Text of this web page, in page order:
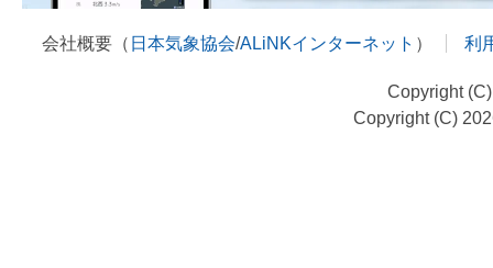
会社概要（ 日本気象協会/ALiNKインターネット ） 利
Copyright
Copyright (C)